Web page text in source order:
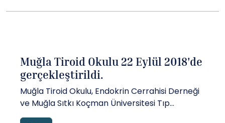
Muğla Tiroid Okulu 22 Eylül 2018'de
gerçekleştirildi.
Muğla Tiroid Okulu, Endokrin Cerrahisi Derneği
ve Muğla Sıtkı Koçman Üniversitesi Tıp
Fakültesi Genel Cerrahi Anabilim Dalı işbirliği ile